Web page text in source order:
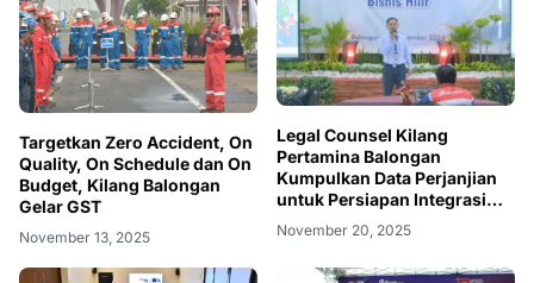
Targetkan Zero Accident, On
Quality, On Schedule dan On
Budget, Kilang Balongan
Gelar GST
November 13, 2025
Legal Counsel Kilang
Pertamina Balongan
Kumpulkan Data Perjanjian
untuk Persiapan Integrasi
Bisnis Hilir Pertamina
November 20, 2025